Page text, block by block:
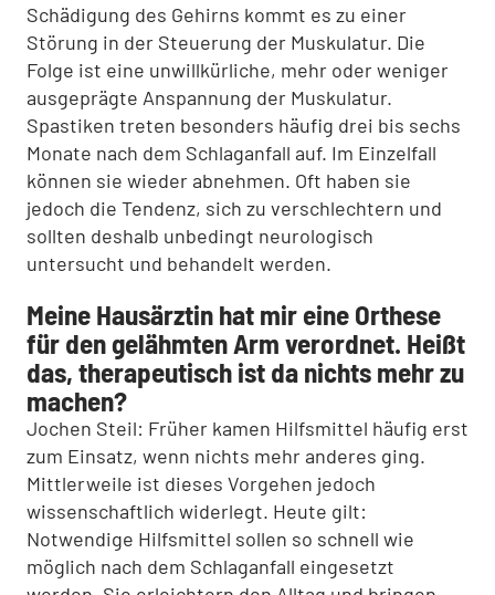
Schädigung des Gehirns kommt es zu einer
Störung in der Steuerung der Muskulatur. Die
Folge ist eine unwillkürliche, mehr oder weniger
ausgeprägte Anspannung der Muskulatur.
Spastiken treten besonders häufig drei bis sechs
Monate nach dem Schlaganfall auf. Im Einzelfall
können sie wieder abnehmen. Oft haben sie
jedoch die Tendenz, sich zu verschlechtern und
sollten deshalb unbedingt neurologisch
untersucht und behandelt werden.
Meine Hausärztin hat mir eine Orthese
für den gelähmten Arm verordnet. Heißt
das, therapeutisch ist da nichts mehr zu
machen?
Jochen Steil: Früher kamen Hilfsmittel häufig erst
zum Einsatz, wenn nichts mehr anderes ging.
Mittlerweile ist dieses Vorgehen jedoch
wissenschaftlich widerlegt. Heute gilt:
Notwendige Hilfsmittel sollen so schnell wie
möglich nach dem Schlaganfall eingesetzt